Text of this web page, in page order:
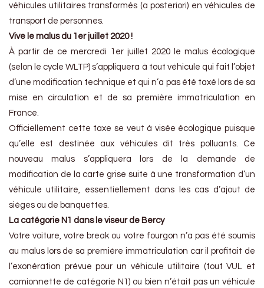
véhicules utilitaires transformés (a posteriori) en véhicules de
transport de personnes.
Vive le malus du 1er juillet 2020 !
À partir de ce mercredi 1er juillet 2020 le malus écologique
(selon le cycle WLTP) s’appliquera à tout véhicule qui fait l’objet
d’une modification technique et qui n’a pas été taxé lors de sa
mise en circulation et de sa première immatriculation en
France.
Officiellement cette taxe se veut à visée écologique puisque
qu’elle est destinée aux véhicules dit très polluants. Ce
nouveau malus s’appliquera lors de la demande de
modification de la carte grise suite à une transformation d’un
véhicule utilitaire, essentiellement dans les cas d’ajout de
sièges ou de banquettes.
La catégorie N1 dans le viseur de Bercy
Votre voiture, votre break ou votre fourgon n’a pas été soumis
au malus lors de sa première immatriculation car il profitait de
l’exonération prévue pour un véhicule utilitaire (tout VUL et
camionnette de catégorie N1) ou bien n’était pas un véhicule